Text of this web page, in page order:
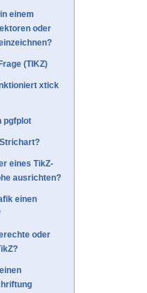
einem
oder
(TIKZ)
xtick
pgfplot
eines TikZ-
ausrichten?
einen
oder